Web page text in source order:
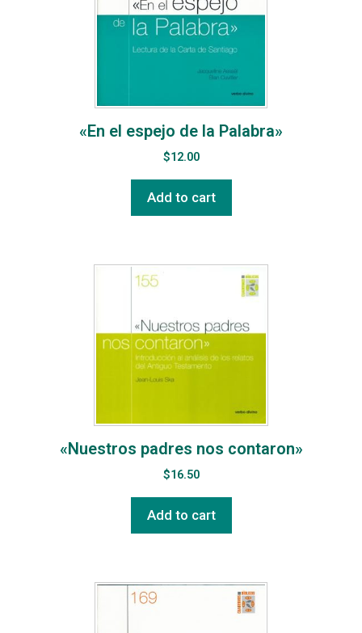
«En el espejo de la Palabra»
$12.00
Add to cart
«Nuestros padres nos contaron»
$16.50
Add to cart